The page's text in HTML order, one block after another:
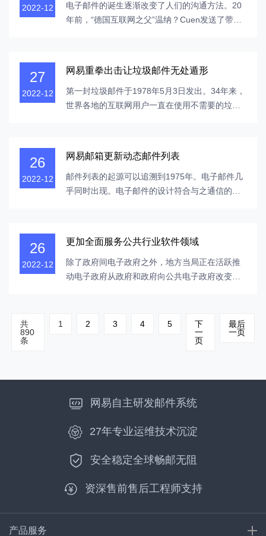
和高昂的投资成本。如何在降低管理成本的同...
2022-12
电子邮件的诞生逐渐改变了人们的沟通方法。20
年前，“德国互联网之父”温纳？Cuen发送了带有
端的电子邮件附件应用程序用于网易保管电子邮
件系统保管。今天，随着互联网的快速开展...
27
2022-12
网易重拳出击让垃圾邮件无处遁形
第一封垃圾邮件于1978年5月3日发出。34年来，
世界各地的互联网用户一直在使用不需要的垃圾
智能互联网垃圾邮件的趋势，网易在中国建立了
第一个反垃圾邮件服务管理中心（CAC），并利
用强...
26
2022-12
网易邮箱更新动态邮件列表
邮件列表的起源可以追溯到1975年。电子邮件几
乎同时出现。电子邮件的设计符合与之通信的用
件系统是业界第一个，并且发布了动态邮件列
表，这是邮件列表的第一个创新。目前，大多
数...
26
2022-12
更加全面服务公共行业软件领域
除了政府间电子政府之外，地方当局正在活跃推
动电子政府从政府和政府向公共电子政府改变。
决方案：在公共服务中运用电子邮件1.基层安排
实名邮箱安排的实名邮箱为任何代码为用户名的
安排供给实名邮箱。政府机构对实名...
共
890
条
1 2 3 4 5
下
一
页
最后
一页
网易自主研发邮件系统
27年专业运维技术沉淀
安全稳定全球畅邮无阻
资深售前售后工程师支持
产品服务